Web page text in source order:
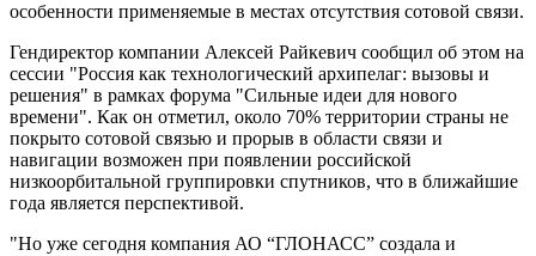
особенности применяемые в местах отсутствия сотовой связи.
Гендиректор компании Алексей Райкевич сообщил об этом на
сессии "Россия как технологический архипелаг: вызовы и
решения" в рамках форума "Сильные идеи для нового
времени". Как он отметил, около 70% территории страны не
покрыто сотовой связью и прорыв в области связи и
навигации возможен при появлении российской
низкоорбитальной группировки спутников, что в ближайшие
года является перспективой.
"Но уже сегодня компания АО “ГЛОНАСС” создала и